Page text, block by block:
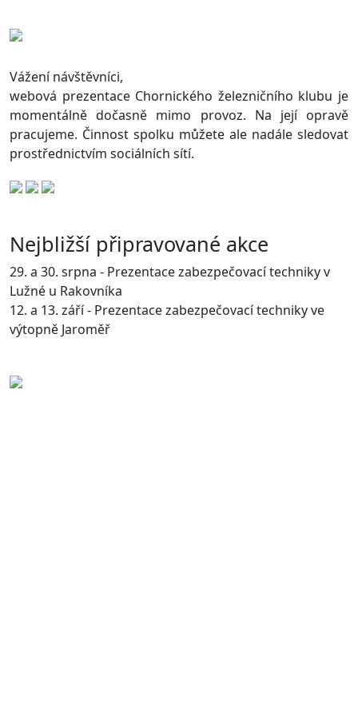
Vážení návštěvníci,
webová prezentace Chornického železničního klubu je
momentálně dočasně mimo provoz. Na její opravě
pracujeme. Činnost spolku můžete ale nadále sledovat
prostřednictvím sociálních sítí.
Nejbližší připravované akce
29. a 30. srpna - Prezentace zabezpečovací techniky v
Lužné u Rakovníka
12. a 13. září - Prezentace zabezpečovací techniky ve
výtopně Jaroměř